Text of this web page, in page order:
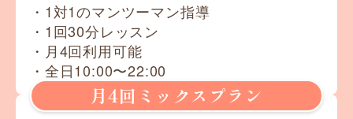
・1対1のマンツーマン指導
・1回30分レッスン
・月4回利用可能
・全日10:00〜22:00
月4回ミックスプラン